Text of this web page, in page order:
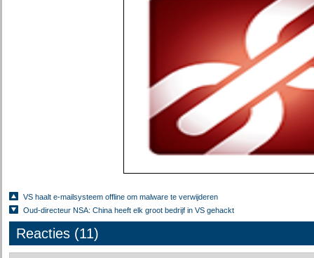
VS haalt e-mailsysteem offline om malware te verwijderen
Oud-directeur NSA: China heeft elk groot bedrijf in VS gehackt
Reacties (11)